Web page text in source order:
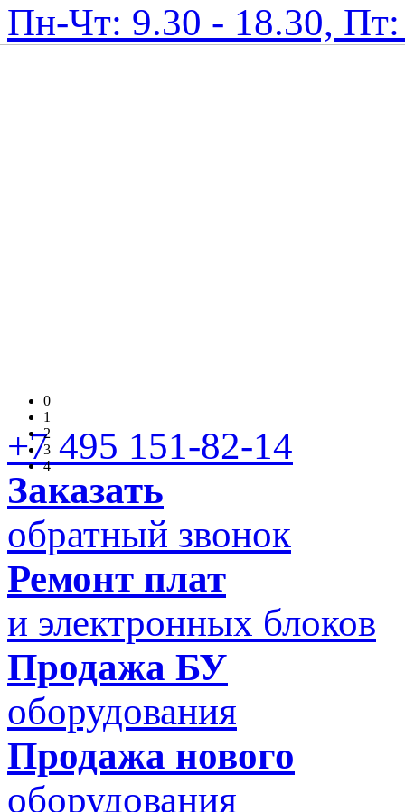
Пн-Чт: 9.30 - 18.30,
0
1
2
3
4
+7 495 151-82-14
Заказать
обратный звонок
Ремонт плат
и электронных блоков
Продажа БУ
оборудования
Продажа нового
оборудования